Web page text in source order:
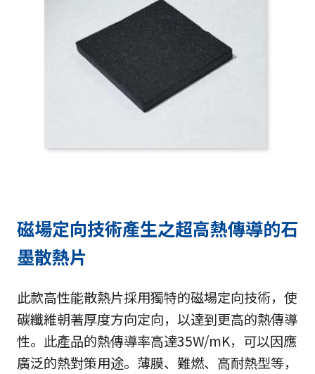
磁場定向技術產生之超高熱傳導的石
墨散熱片
此款高性能散熱片採用獨特的磁場定向技術，使
碳纖維朝著厚度方向定向，以達到更高的熱傳導
性。此產品的熱傳導率高達35W/mK，可以因應
廣泛的熱對策用途。薄膜、難燃、高耐熱型等，